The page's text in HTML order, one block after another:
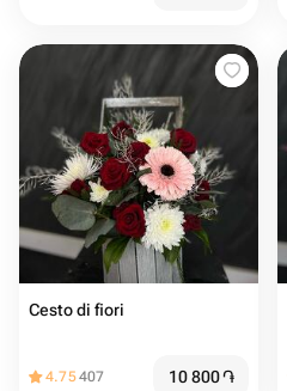
Cesto di fiori
4.75407 10 800֏